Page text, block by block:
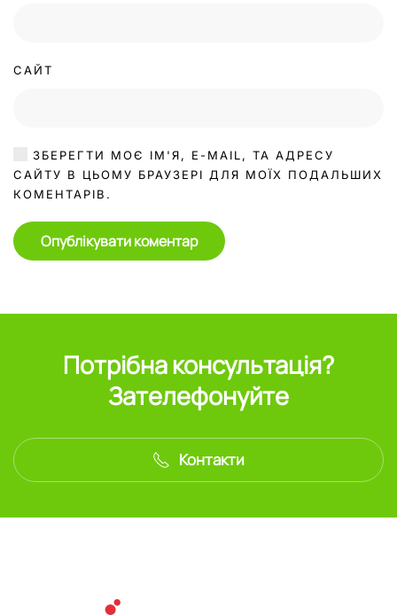
САЙТ
ЗБЕРЕГТИ МОЄ ІМ'Я, E-MAIL, ТА АДРЕСУ
САЙТУ В ЦЬОМУ БРАУЗЕРІ ДЛЯ МОЇХ ПОДАЛЬШИХ
КОМЕНТАРІВ.
Опублікувати коментар
Потрібна консультація?
Зателефонуйте
Контакти